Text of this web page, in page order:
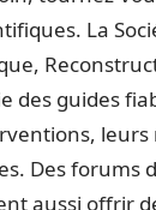
La
des guides
leurs
Des forums
aussi offrir